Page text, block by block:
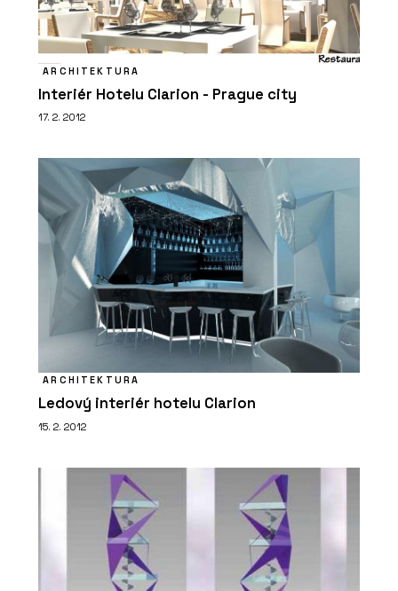
SLUŽBY
Speciální projekty – mostky,
kontejnery, bateriová úložiště -
Chytré základy
SLUŽBY
Veřejné stavby - Chytré základy
SLUŽBY
Městský mobiliář - Chytré základy
ARCHITEKTURA
Interiér Hotelu Clarion - Prague city
17. 2. 2012
ARCHITEKTURA
Ledový interiér hotelu Clarion
15. 2. 2012